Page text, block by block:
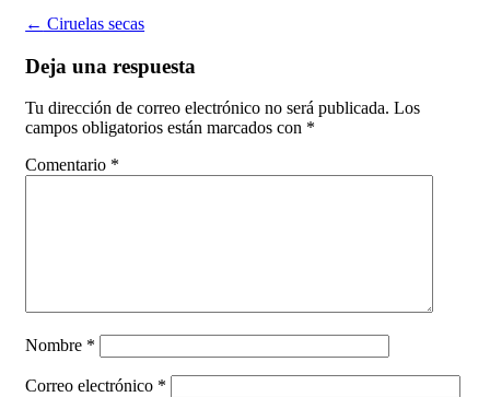
Post
navigation
← Ciruelas secas
Deja una respuesta
Tu dirección de correo electrónico no será publicada. Los
campos obligatorios están marcados con *
Comentario *
Nombre *
Correo electrónico *